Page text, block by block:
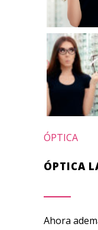
ÓPTICA
ÓPTICA
Ahora